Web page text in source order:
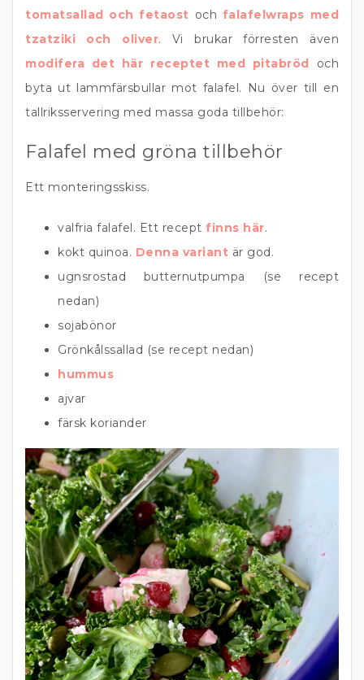
tomatsallad och fetaost och falafelwraps med
tzatziki och oliver. Vi brukar förresten även
modifera det här receptet med pitabröd och
byta ut lammfärsbullar mot falafel. Nu över till en
tallriksservering med massa goda tillbehör:
Falafel med gröna tillbehör
Ett monteringsskiss.
valfria falafel. Ett recept finns här.
kokt quinoa. Denna variant är god.
ugnsrostad butternutpumpa (se recept
nedan)
sojabönor
Grönkålssallad (se recept nedan)
hummus
ajvar
färsk koriander